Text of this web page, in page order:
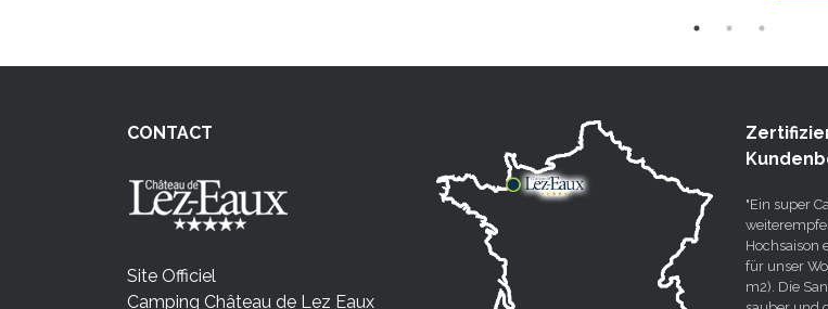
CONTACT
Site Officiel
Camping Château de Lez Eaux
"Ein super
Hochsaison
für unser
m2). Die